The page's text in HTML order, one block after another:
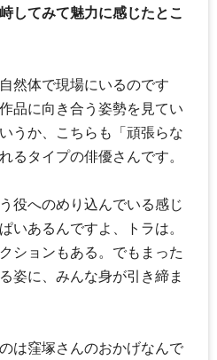
してみて魅力に感じたとこ
然体で現場にいるのです
品に向き合う姿勢を見てい
うか、こちらも「頑張らな
るタイプの俳優さんです。
役へのめり込んでいる感じ
いあるんですよ、トラは。
ションもある。でもまった
姿に、みんな身が引き締ま
は窪塚さんのおかげなんで